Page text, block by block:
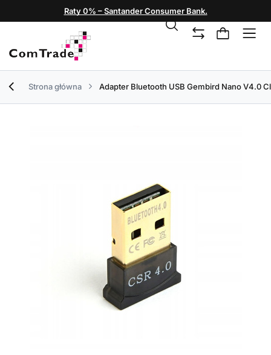
Raty 0% – Santander Consumer Bank.
Strona główna Adapter Bluetooth USB Gembird Nano V4.0